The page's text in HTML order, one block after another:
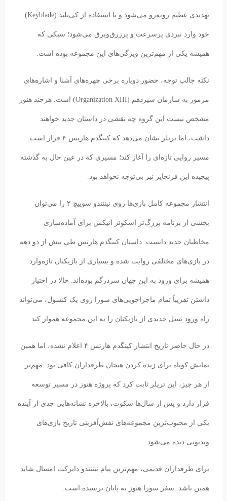
تهدیدی عظیم روبه‌رو می‌شود و با استفاده از کی‌بلید (Keyblade)
خود وارد نبردی پرسرعت و پرزرق‌وبرق می‌شود؛ سبکی که
همیشه یکی از مهم‌ترین ویژگی‌های این مجموعه بوده است.
نکته جالب توجه، حضور دوباره برخی چهره‌های آشنا و اشاره‌های
مرموز به سازمان سیزدهم (Organization XIII) است. هرچند هنوز
مشخص نیست این گروه چه نقشی در داستان جدید خواهند
داشت، اما تریلر نشان می‌دهد که کینگدم هارتس ۴ قرار است
مسیر روایی تازه‌ای را آغاز کند؛ مسیری که در عین حال به گذشته
پیچیده این فرنچایز نیز بی‌توجه نخواهد بود.
انتشار مجموعه کامل بازی‌ها روی نینتندو سوییچ ۲ را می‌توان
بخشی از برنامه بزرگ‌تر اسکوئر انیکس برای آماده‌سازی
مخاطبان جدید دانست. داستان کینگدم هارتس طی بیش از دو دهه
در بازی‌های مختلفی روایت شده و بسیاری از بازیکنان تازه‌وارد
همیشه برای ورود به این جهان سردرگم بوده‌اند. حالا در اختیار
داشتن تقریباً تمام ماجراجویی‌های سورا روی یک کنسول، می‌تواند
راه ورود نسل جدیدی از بازیکنان را به این مجموعه هموار کند.
در حال حاضر تاریخ انتشار کینگدم هارتس ۴ اعلام نشده، اما همین
نمایش کوتاه برای زنده کردن هیجان طرفداران کافی بود. مهم‌تر
از هر چیز، این تریلر ثابت کرد که پروژه هنوز در مسیر توسعه
قرار دارد و پس از سال‌ها سکوت، بالاخره نشانه‌هایی جدی از آینده
یکی از محبوب‌ترین مجموعه‌های نقش‌آفرینی تاریخ بازی‌های
ویدیویی دیده می‌شود.
برای طرفداران قدیمی، مهم‌ترین پیام نینتندو دایرکت امسال شاید
همین باشد: سفر سورا هنوز به پایان نرسیده است.